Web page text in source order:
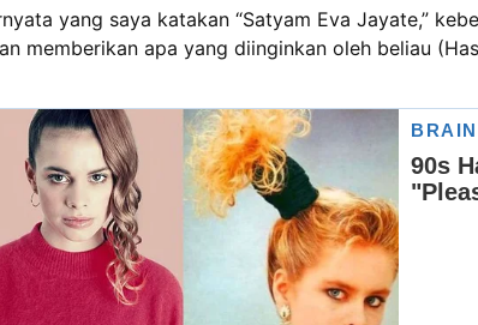
yang saya katakan “Satyam Eva Jayate,”
memberikan apa yang diinginkan oleh beliau